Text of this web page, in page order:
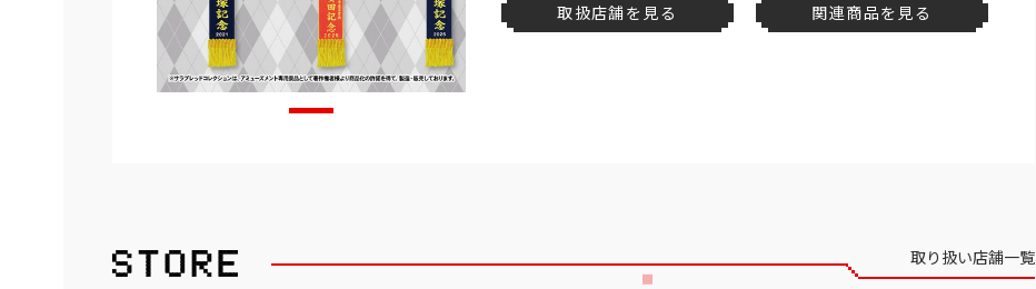
取扱店舗を見る 関連商品を見る
取り扱い店舗一覧